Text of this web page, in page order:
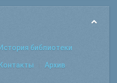
История библиотеки
Контакты Архив